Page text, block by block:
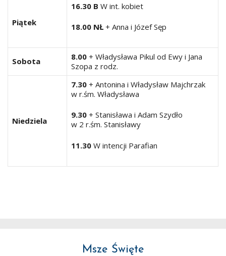
Piątek
16.30 B W int. kobiet
18.00 NŁ + Anna i Józef Sęp
Sobota 8.00 + Władysława Pikul od Ewy i Jana
Szopa z rodz.
Niedziela
7.30 + Antonina i Władysław Majchrzak
w r.śm. Władysława
9.30 + Stanisława i Adam Szydło
w 2 r.śm. Stanisławy
11.30 W intencji Parafian
Msze Święte